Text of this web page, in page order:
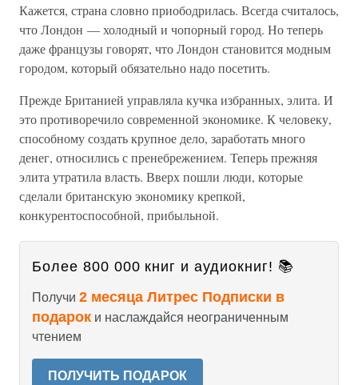
Кажется, страна словно приободрилась. Всегда считалось,
что Лондон — холодный и чопорный город. Но теперь
даже французы говорят, что Лондон становится модным
городом, который обязательно надо посетить.
Прежде Британией управляла кучка избранных, элита. И
это противоречило современной экономике. К человеку,
способному создать крупное дело, заработать много
денег, относились с пренебрежением. Теперь прежняя
элита утратила власть. Вверх пошли люди, которые
сделали британскую экономику крепкой,
конкурентоспособной, прибыльной.
Более 800 000 книг и аудиокниг! 📚
Получи 2 месяца Литрес Подписки в
подарок и наслаждайся неограниченным
чтением
ПОЛУЧИТЬ ПОДАРОК